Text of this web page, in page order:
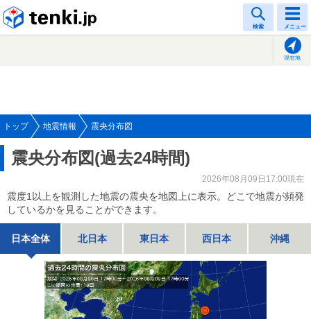
検索 メニュー
現在地
トップ 地震情報 震央分布図
震央分布図(過去24時間)
2026年08月09日17:00現在
震度1以上を観測した地震の震央を地図上に表示。どこで地震が頻発
しているかを見ることができます。
日本全体 北日本 東日本 西日本 沖縄